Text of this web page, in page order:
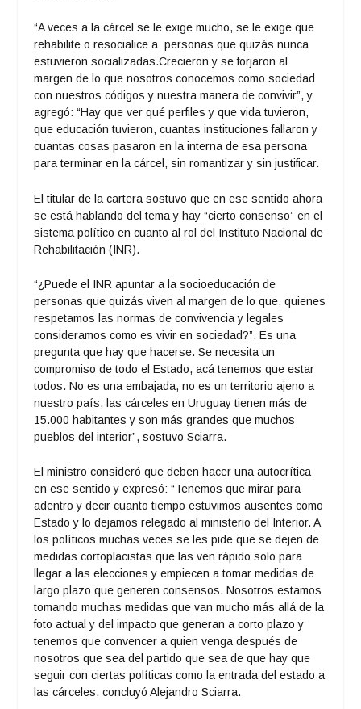
“A veces a la cárcel se le exige mucho, se le exige que
rehabilite o resocialice a personas que quizás nunca
estuvieron socializadas.Crecieron y se forjaron al
margen de lo que nosotros conocemos como sociedad
con nuestros códigos y nuestra manera de convivir”, y
agregó: “Hay que ver qué perfiles y que vida tuvieron,
que educación tuvieron, cuantas instituciones fallaron y
cuantas cosas pasaron en la interna de esa persona
para terminar en la cárcel, sin romantizar y sin justificar.
El titular de la cartera sostuvo que en ese sentido ahora
se está hablando del tema y hay “cierto consenso” en el
sistema político en cuanto al rol del Instituto Nacional de
Rehabilitación (INR).
“¿Puede el INR apuntar a la socioeducación de
personas que quizás viven al margen de lo que, quienes
respetamos las normas de convivencia y legales
consideramos como es vivir en sociedad?”. Es una
pregunta que hay que hacerse. Se necesita un
compromiso de todo el Estado, acá tenemos que estar
todos. No es una embajada, no es un territorio ajeno a
nuestro país, las cárceles en Uruguay tienen más de
15.000 habitantes y son más grandes que muchos
pueblos del interior”, sostuvo Sciarra.
El ministro consideró que deben hacer una autocrítica
en ese sentido y expresó: “Tenemos que mirar para
adentro y decir cuanto tiempo estuvimos ausentes como
Estado y lo dejamos relegado al ministerio del Interior. A
los políticos muchas veces se les pide que se dejen de
medidas cortoplacistas que las ven rápido solo para
llegar a las elecciones y empiecen a tomar medidas de
largo plazo que generen consensos. Nosotros estamos
tomando muchas medidas que van mucho más allá de la
foto actual y del impacto que generan a corto plazo y
tenemos que convencer a quien venga después de
nosotros que sea del partido que sea de que hay que
seguir con ciertas políticas como la entrada del estado a
las cárceles, concluyó Alejandro Sciarra.